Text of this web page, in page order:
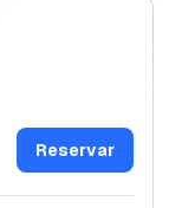
Reservar